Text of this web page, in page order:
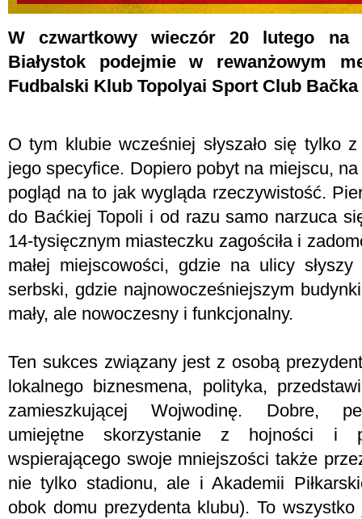
W czwartkowy wieczór 20 lutego na
Białystok podejmie w rewanżowym
Fudbalski Klub Topolyai Sport Club Bačka
O tym klubie wcześniej słyszało się tylko
jego specyfice. Dopiero pobyt na miejscu,
pogląd na to jak wygląda rzeczywistość.
do Baćkiej Topoli i od razu samo narzuca
14-tysięcznym miasteczku zagościła i
małej miejscowości, gdzie na ulicy
serbski, gdzie najnowocześniejszym
mały, ale nowoczesny i funkcjonalny.
Ten sukces związany jest z osobą
lokalnego biznesmena, polityka,
zamieszkującej Wojwodinę. Dobre,
umiejętne skorzystanie z hojności i
wspierającego swoje mniejszości także
nie tylko stadionu, ale i Akademii
obok domu prezydenta klubu). To